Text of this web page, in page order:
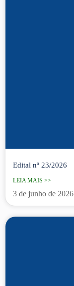
Edital nº 23/2026
LEIA MAIS >>
3 de junho de 2026